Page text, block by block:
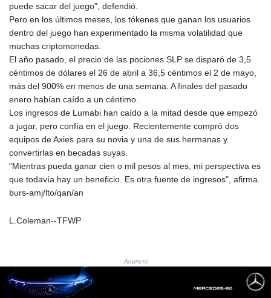
RWF
1466.072741
SBD 8.065696
SCR 14.449077
SDG 600.503676
SGD 1.269504
SLE 24.603667
20697.981008
TND 2.929032
TRY 47.697504
puede sacar del juego", defendió.
Pero en los últimos meses, los tókenes que ganan los usuarios
dentro del juego han experimentado la misma volatilidad que
muchas criptomonedas.
El año pasado, el precio de las pociones SLP se disparó de 3,5
céntimos de dólares el 26 de abril a 36,5 céntimos el 2 de mayo,
más del 900% en menos de una semana. A finales del pasado
enero habían caído a un céntimo.
Los ingresos de Lumabi han caído a la mitad desde que empezó
a jugar, pero confía en el juego. Recientemente compró dos
equipos de Axies para su novia y una de sus hermanas y
convertirlas en becadas suyas.
"Mientras pueda ganar cien o mil pesos al mes, mi perspectiva es
que todavía hay un beneficio. Es otra fuente de ingresos", afirma.
burs-amj/lto/qan/an
L.Coleman--TFWP
Anuncio